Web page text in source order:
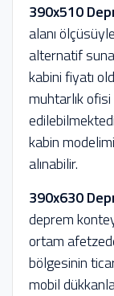
390x510
alanı
alternatif
kabini fiyatı
muhtarlık
kabin
alınabilir.
390x630
deprem
ortam
bölgesinin
mobil